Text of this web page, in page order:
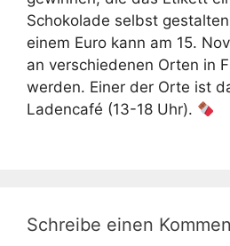
Schokolade selbst
einem Euro kann am 15.
an verschiedenen Orten in
werden. Einer der Orte ist
Ladencafé (13-18 Uhr).
Schreibe einen